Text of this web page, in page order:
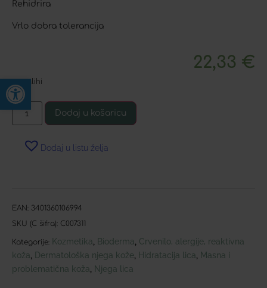
Open toolbar
Rehidrira
Vrlo dobra tolerancija
22,33 €
Na zalihi
Dodaj u košaricu
Dodaj u listu želja
EAN: 3401360106994
SKU (C šifra): C007311
Kategorije: Kozmetika Bioderma Crvenilo, alergije, reaktivna
koža
Dermatološka njega kože Hidratacija lica
Masna i
problematična koža
Njega lica